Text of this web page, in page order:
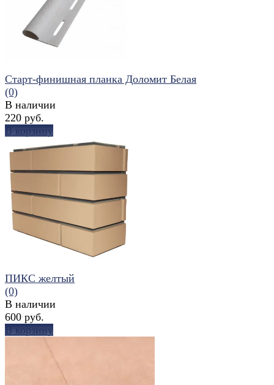
избранное
Старт-финишная планка Доломит Белая
(0)
В наличии
220 руб.
В корзину
ПИКС желтый
(0)
В наличии
600 руб.
В корзину